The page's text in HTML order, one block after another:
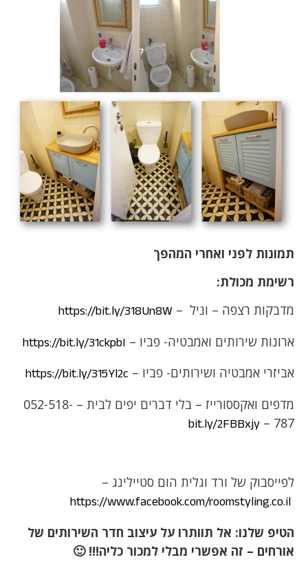
תמונות לפני ואחרי המהפך
רשימת מכולת:
מדבקות רצפה – וניל – https://bit.ly/318Un8W
ארונות שירותים ואמבטיה- פביו – https://bit.ly/31ckpbI
אביזרי אמבטיה ושירותים- פביו – https://bit.ly/315Yl2c
מדפים ואקססורייז – בלי דברים יפים לבית – 052-518-
787 –
bit.ly/2FBBxjy
לפייסבוק של ורד וגלית הום סטיילינג –
https://www.facebook.com/roomstyling.co.il
הטיפ שלנו: אל תוותרו על עיצוב חדר השירותים של
אורחים – זה אפשרי מבלי למכור כליה!!! 🙂